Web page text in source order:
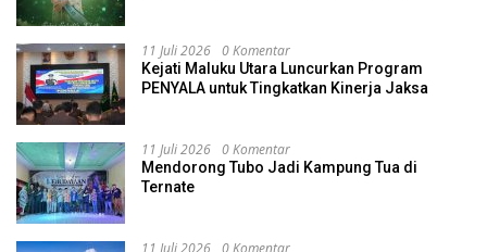
11 Juli 2026 0 Komentar
Kejati Maluku Utara Luncurkan Program
PENYALA untuk Tingkatkan Kinerja Jaksa
11 Juli 2026 0 Komentar
Mendorong Tubo Jadi Kampung Tua di
Ternate